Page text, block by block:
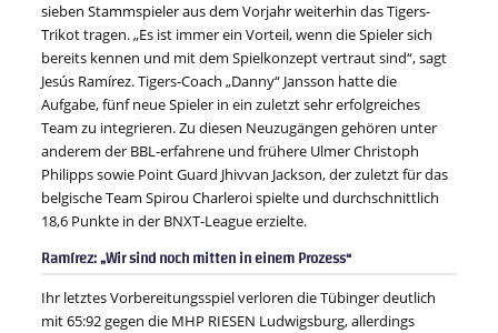
sieben Stammspieler aus dem Vorjahr weiterhin das Tigers-
Trikot tragen. „Es ist immer ein Vorteil, wenn die Spieler sich
bereits kennen und mit dem Spielkonzept vertraut sind“, sagt
Jesús Ramírez. Tigers-Coach „Danny“ Jansson hatte die
Aufgabe, fünf neue Spieler in ein zuletzt sehr erfolgreiches
Team zu integrieren. Zu diesen Neuzugängen gehören unter
anderem der BBL-erfahrene und frühere Ulmer Christoph
Philipps sowie Point Guard Jhivvan Jackson, der zuletzt für das
belgische Team Spirou Charleroi spielte und durchschnittlich
18,6 Punkte in der BNXT-League erzielte.
Ramírez: „Wir sind noch mitten in einem Prozess“
Ihr letztes Vorbereitungsspiel verloren die Tübinger deutlich
mit 65:92 gegen die MHP RIESEN Ludwigsburg, allerdings